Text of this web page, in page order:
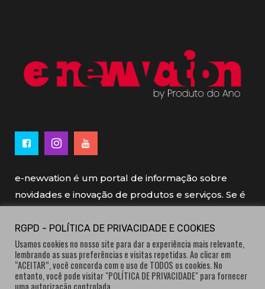
e-newvation é um portal de informação sobre
novidades e inovação de produtos e serviços. Se é
e-newvation tem o patrocínio do “Produto do
Ano”, o prémio de inovação atribuído por
consumidores.
RGPD - POLÍTICA DE PRIVACIDADE E COOKIES
Usamos cookies no nosso site para dar a experiência mais relevante,
lembrando as suas preferências e visitas repetidas. Ao clicar em
“ACEITAR”, você concorda com o uso de TODOS os cookies. No
entanto, você pode visitar "POLÍTICA DE PRIVACIDADE" para fornecer
uma autorização controlada.